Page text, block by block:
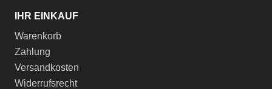
IHR EINKAUF
Warenkorb
Zahlung
Versandkosten
Widerrufsrecht